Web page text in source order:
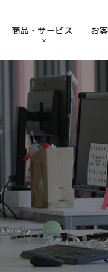
商品・サービス お